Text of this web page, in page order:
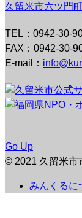
久留米市六ツ門
TEL：0942-30-
FAX：0942-30-
E-mail：
Go Up
© 2021 久留米市
みんくるに